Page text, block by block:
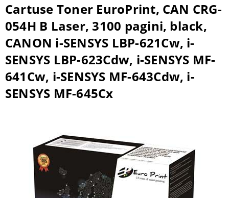
Cartuse Toner EuroPrint, CAN CRG-
054H B Laser, 3100 pagini, black,
CANON i-SENSYS LBP-621Cw, i-
SENSYS LBP-623Cdw, i-SENSYS MF-
641Cw, i-SENSYS MF-643Cdw, i-
SENSYS MF-645Cx